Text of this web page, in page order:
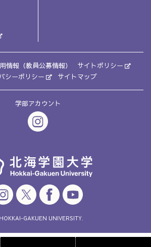
情報（教員公募情報）
サイトポリシー
シーポリシー
サイトマップ
学部アカウント
GAKUEN UNIVERSITY.